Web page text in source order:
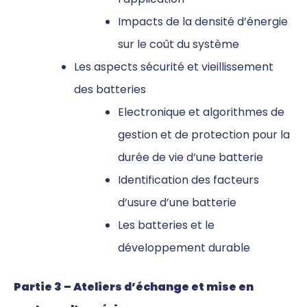
Impacts de la densité d’énergie
sur le coût du système
Les aspects sécurité et vieillissement
des batteries
Electronique et algorithmes de
gestion et de protection pour la
durée de vie d’une batterie
Identification des facteurs
d’usure d’une batterie
Les batteries et le
développement durable
Partie 3 – Ateliers d’échange et mise en